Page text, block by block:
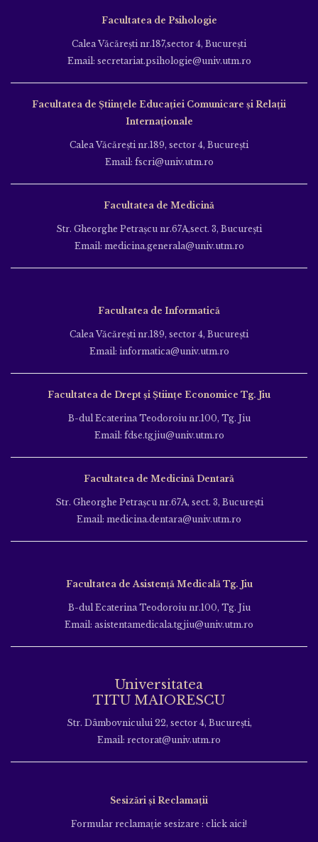
Facultatea de Psihologie
Calea Văcăreşti nr.187,sector 4, Bucureşti
Email: secretariat.psihologie@univ.utm.ro
Facultatea de Ştiinţele Educației Comunicare și Relații
Internaționale
Calea Văcăreşti nr.189, sector 4, Bucureşti
Email: fscri@univ.utm.ro
Facultatea de Medicină
Str. Gheorghe Petraşcu nr.67A,sect. 3, Bucureşti
Email: medicina.generala@univ.utm.ro
Facultatea de Informatică
Calea Văcăreşti nr.189, sector 4, Bucureşti
Email: informatica@univ.utm.ro
Facultatea de Drept și Științe Economice Tg. Jiu
B-dul Ecaterina Teodoroiu nr.100, Tg. Jiu
Email: fdse.tgjiu@univ.utm.ro
Facultatea de Medicină Dentară
Str. Gheorghe Petraşcu nr.67A, sect. 3, Bucureşti
Email: medicina.dentara@univ.utm.ro
Facultatea de Asistență Medicală Tg. Jiu
B-dul Ecaterina Teodoroiu nr.100, Tg. Jiu
Email: asistentamedicala.tgjiu@univ.utm.ro
Universitatea
TITU MAIORESCU
Str. Dâmbovnicului 22, sector 4, București,
Email: rectorat@univ.utm.ro
Sesizări și Reclamații
Formular reclamație sesizare : click aici!